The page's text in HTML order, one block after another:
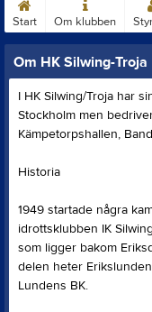
Start Om klubben
Om HK Silwing-Troja
I HK Silwing/Troja har
Stockholm men
Kämpetorpshallen,
Historia
1949 startade några
idrottsklubben IK
som ligger bakom
delen heter
Lundens BK.